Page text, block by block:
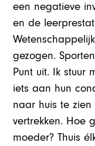
een negatieve
en de
gezogen.
Punt uit. Ik stuur
iets aan hun
naar huis te
vertrekken. Hoe
moeder? Thuis